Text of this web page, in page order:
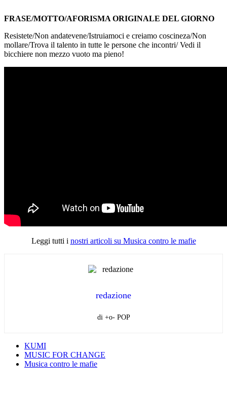
FRASE/MOTTO/AFORISMA ORIGINALE DEL GIORNO
Resistete/Non andatevene/Istruiamoci e creiamo coscineza/Non
mollare/Trova il talento in tutte le persone che incontri/ Vedi il
bicchiere non mezzo vuoto ma pieno!
Leggi tutti i nostri articoli su Musica contro le mafie
redazione
di +o- POP
KUMI
MUSIC FOR CHANGE
Musica contro le mafie